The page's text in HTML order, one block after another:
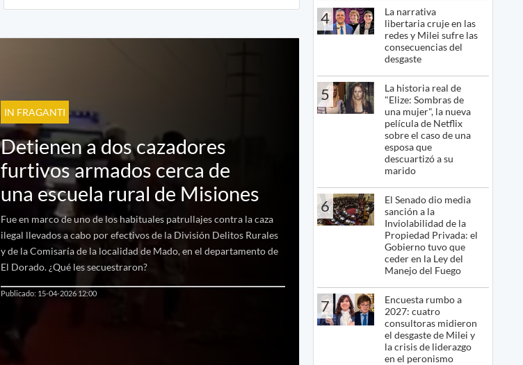
IN FRAGANTI
Detienen a dos cazadores
furtivos armados cerca de
una escuela rural de Misiones
Fue en marco de uno de los habituales patrullajes contra la caza
ilegal llevados a cabo por efectivos de la División Delitos Rurales
y de la Comisaría de la localidad de Mado, en el departamento de
El Dorado. ¿Qué les secuestraron?
Publicado: 15-04-2026 12:00
4
La narrativa
libertaria cruje en las
redes y Milei sufre las
consecuencias del
desgaste
5
La historia real de
"Elize: Sombras de
una mujer", la nueva
película de Netflix
sobre el caso de una
esposa que
descuartizó a su
marido
6
El Senado dio media
sanción a la
Inviolabilidad de la
Propiedad Privada: el
Gobierno tuvo que
ceder en la Ley del
Manejo del Fuego
7
Encuesta rumbo a
2027: cuatro
consultoras midieron
el desgaste de Milei y
la crisis de liderazgo
en el peronismo